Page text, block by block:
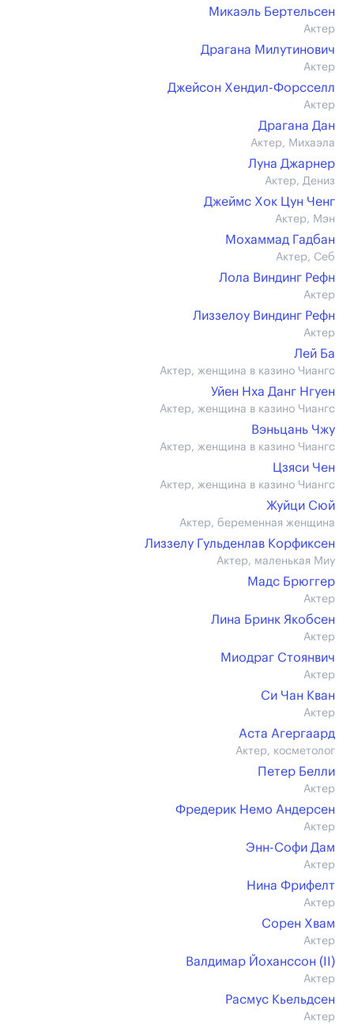
Микаэль Бертельсен
Актер
Драгана Милутинович
Актер
Джейсон Хендил-Форсселл
Актер
Драгана Дан
Актер, Михаэла
Луна Джарнер
Актер, Дениз
Джеймс Хок Цун Ченг
Актер, Мэн
Мохаммад Гадбан
Актер, Себ
Лола Виндинг Рефн
Актер
Лиззелоу Виндинг Рефн
Актер
Лей Ба
Актер, женщина в казино Чиангс
Уйен Нха Данг Нгуен
Актер, женщина в казино Чиангс
Вэньцань Чжу
Актер, женщина в казино Чиангс
Цзяси Чен
Актер, женщина в казино Чиангс
Жуйци Сюй
Актер, беременная женщина
Лиззелу Гульденлав Корфиксен
Актер, маленькая Миу
Мадс Брюггер
Актер
Лина Бринк Якобсен
Актер
Миодраг Стоянвич
Актер
Си Чан Кван
Актер
Аста Агергаард
Актер, косметолог
Петер Белли
Актер
Фредерик Немо Андерсен
Актер
Энн-Софи Дам
Актер
Нина Фрифелт
Актер
Сорен Хвам
Актер
Валдимар Йоханссон (II)
Актер
Расмус Кьельдсен
Актер